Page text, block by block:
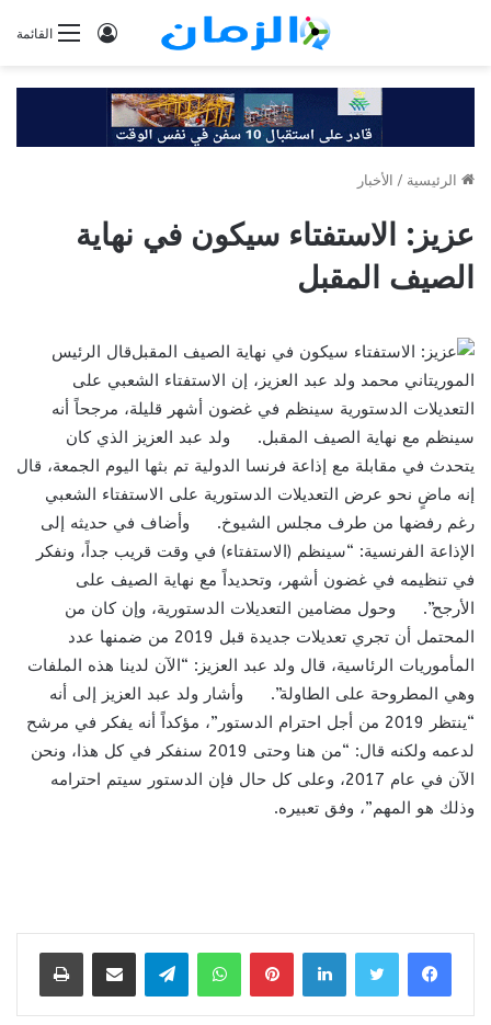
القائمةتسجيل
الرئيسية / الأخبار
عزيز: الاستفتاء سيكون في نهاية
الصيف المقبل
قال الرئيس
الموريتاني محمد ولد عبد العزيز، إن الاستفتاء الشعبي على
التعديلات الدستورية سينظم في غضون أشهر قليلة، مرجحاً أنه
سينظم مع نهاية الصيف المقبل.
ولد عبد العزيز الذي كان
يتحدث في مقابلة مع إذاعة فرنسا الدولية تم بثها اليوم الجمعة، قال
إنه ماضٍ نحو عرض التعديلات الدستورية على الاستفتاء الشعبي
رغم رفضها من طرف مجلس الشيوخ. وأضاف في حديثه إلى
الإذاعة الفرنسية: “سينظم (الاستفتاء) في وقت قريب جداً، ونفكر
في تنظيمه في غضون أشهر، وتحديداً مع نهاية الصيف على
الأرجح”. وحول مضامين التعديلات الدستورية، وإن كان من
المحتمل أن تجري تعديلات جديدة قبل 2019 من ضمنها عدد
المأموريات الرئاسية، قال ولد عبد العزيز: “الآن لدينا هذه الملفات
وهي المطروحة على الطاولة”. وأشار ولد عبد العزيز إلى أنه
“ينتظر 2019 من أجل احترام الدستور”، مؤكداً أنه يفكر في مرشح
لدعمه ولكنه قال: “من هنا وحتى 2019 سنفكر في كل هذا، ونحن
الآن في عام 2017، وعلى كل حال فإن الدستور سيتم احترامه
وذلك هو المهم”، وفق تعبيره.
لينكدإن بينتيريستواتساب تيلقرام مشاركة عبر البريد طباعة